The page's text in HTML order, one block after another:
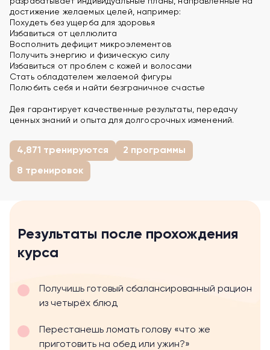
достижение желаемых целей, например:
Похудеть без ущерба для здоровья
Избавиться от целлюлита
Восполнить дефицит микроэлементов
Получить энергию и физическую силу
Избавиться от проблем с кожей и волосами
Стать обладателем желаемой фигуры
Полюбить себя и найти безграничное счастье
Дея гарантирует качественные результаты, передачу
ценных знаний и опыта для долгосрочных изменений.
4,871 тренируются 2 программы
8 тренировок
Результаты после прохождения
курса
Получишь готовый сбалансированный рацион
из четырёх блюд
Перестанешь ломать голову «что же
приготовить на обед или ужин?»